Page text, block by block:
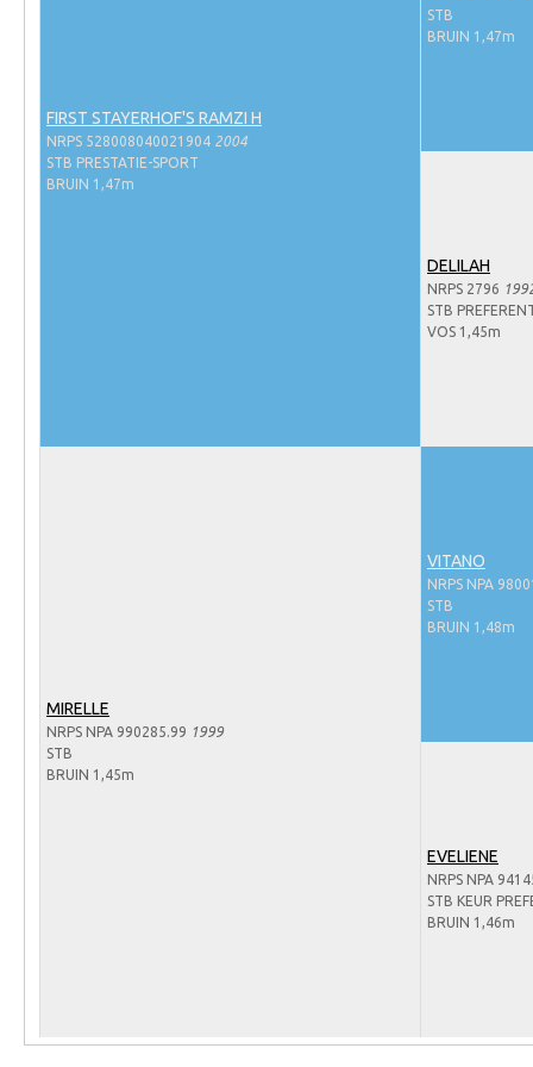
Hengstenkeuring
Regionale Keuringen
Onze fokkerij
FIRST STAYERHOF'S RAMZI H
NRPS 528008040021904 2004
STB PRESTATIE-SPORT
BRUIN 1,47m
STB
BRUIN 1,47m
DELILAH
NRPS 2796
STB
VOS 1,45m
MIRELLE
NRPS NPA 990285.99 1999
STB
BRUIN 1,45m
VITANO
NRPS NPA
STB
BRUIN 1,48m
EVELIENE
NRPS NPA
STB KEUR
BRUIN 1,46m